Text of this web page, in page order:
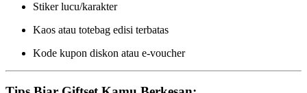
Stiker lucu/karakter
Kaos atau totebag edisi terbatas
Kode kupon diskon atau e-voucher